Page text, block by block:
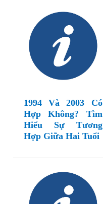
1994 Và 2003 Có
Hợp Không? Tìm
Hiểu Sự Tương
Hợp Giữa Hai Tuổi